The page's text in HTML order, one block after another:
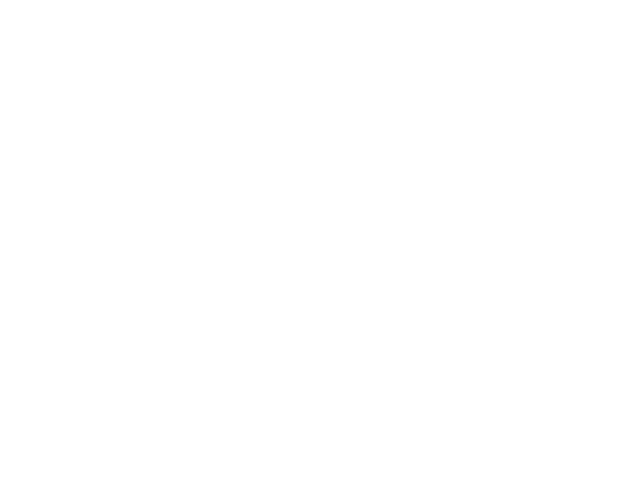
il nostro portfolio completo.
ti aiuterà a trovare il dispositivo più adatto a te.
Global Job Market e trova le posizioni aperte per ogni profilo di carriera.
un nostro referente.